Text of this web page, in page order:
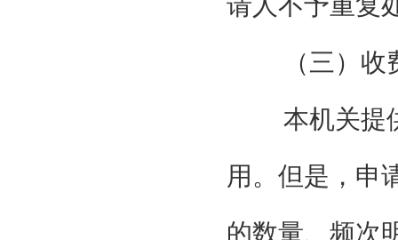
（三）
本机关提
用。但是，申
的数量、频次